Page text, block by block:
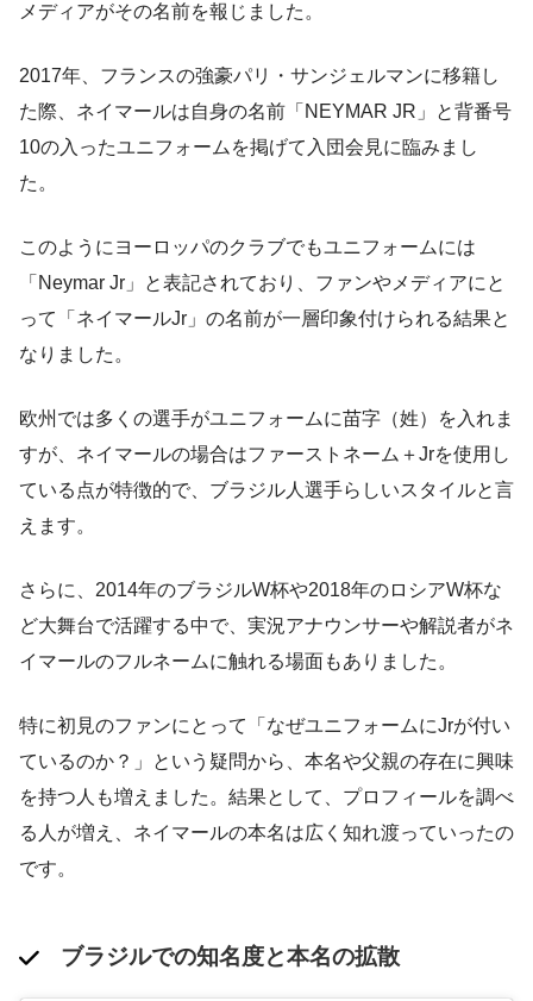
メディアがその名前を報じました。
2017年、フランスの強豪パリ・サンジェルマンに移籍し
た際、ネイマールは自身の名前「NEYMAR JR」と背番号
10の入ったユニフォームを掲げて入団会見に臨みまし
た。
このようにヨーロッパのクラブでもユニフォームには
「Neymar Jr」と表記されており、ファンやメディアにと
って「ネイマールJr」の名前が一層印象付けられる結果と
なりました。
欧州では多くの選手がユニフォームに苗字（姓）を入れま
すが、ネイマールの場合はファーストネーム＋Jrを使用し
ている点が特徴的で、ブラジル人選手らしいスタイルと言
えます。
さらに、2014年のブラジルW杯や2018年のロシアW杯な
ど大舞台で活躍する中で、実況アナウンサーや解説者がネ
イマールのフルネームに触れる場面もありました。
特に初見のファンにとって「なぜユニフォームにJrが付い
ているのか？」という疑問から、本名や父親の存在に興味
を持つ人も増えました。結果として、プロフィールを調べ
る人が増え、ネイマールの本名は広く知れ渡っていったの
です。
ブラジルでの知名度と本名の拡散